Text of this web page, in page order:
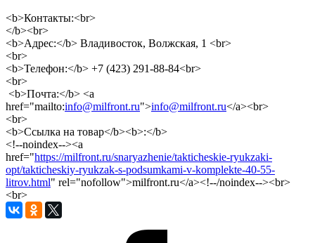
<b>Контакты:<br>
</b><br>
<b>Адрес:</b> Владивосток, Волжская, 1 <br>
<br>
<b>Телефон:</b> +7 (423) 291-88-84<br>
<br>
<b>Почта:</b> <a
href="mailto:info@milfront.ru">info@milfront.ru</a><br>
<br>
<b>Ссылка на товар</b><b>:</b>
<!--noindex--><a
href="https://milfront.ru/snaryazhenie/takticheskie-ryukzaki-
opt/takticheskiy-ryukzak-s-podsumkami-v-komplekte-40-55-
litrov.html" rel="nofollow">milfront.ru</a><!--/noindex--><br>
<br>